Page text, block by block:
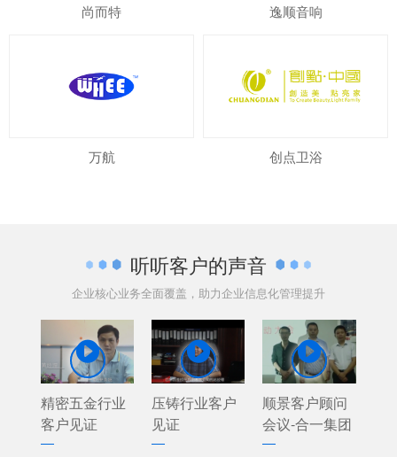
尚而特 逸顺音响
万航 创点卫浴
听听客户的声音
企业核心业务全面覆盖，助力企业信息化管理提升

精密五金行业
客户见证

压铸行业客户
见证

顺景客户顾问
会议-合一集团